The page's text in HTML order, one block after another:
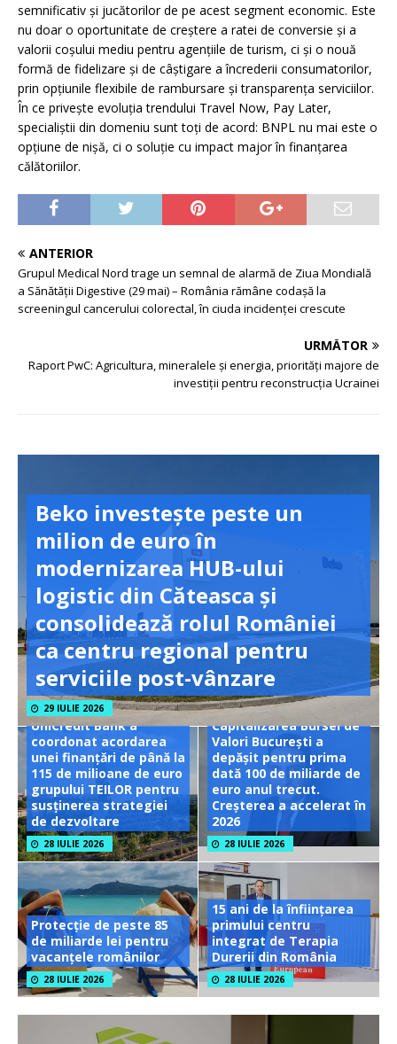
semnificativ și jucătorilor de pe acest segment economic. Este
nu doar o oportunitate de creștere a ratei de conversie și a
valorii coșului mediu pentru agențiile de turism, ci și o nouă
formă de fidelizare și de câștigare a încrederii consumatorilor,
prin opțiunile flexibile de rambursare și transparența serviciilor.
În ce privește evoluția trendului Travel Now, Pay Later,
specialiștii din domeniu sunt toți de acord: BNPL nu mai este o
opțiune de nișă, ci o soluție cu impact major în finanțarea
călătoriilor.
ANTERIOR
Grupul Medical Nord trage un semnal de alarmă de Ziua Mondială
a Sănătății Digestive (29 mai) – România rămâne codașă la
screeningul cancerului colorectal, în ciuda incidenței crescute
URMĂTOR
Raport PwC: Agricultura, mineralele și energia, priorități majore de
investiții pentru reconstrucția Ucrainei
Beko investește peste un
milion de euro în
modernizarea HUB-ului
logistic din Căteasca și
consolidează rolul României
ca centru regional pentru
serviciile post-vânzare
29 IULIE 2026
UniCredit Bank a
coordonat acordarea
unei finanțări de până la
115 de milioane de euro
grupului TEILOR pentru
susținerea strategiei
de dezvoltare
28 IULIE 2026
Capitalizarea Bursei de
Valori București a
depășit pentru prima
dată 100 de miliarde de
euro anul trecut.
Creșterea a accelerat în
2026
28 IULIE 2026
Protecție de peste 85
de miliarde lei pentru
vacanțele românilor
28 IULIE 2026
15 ani de la înființarea
primului centru
integrat de Terapia
Durerii din România
28 IULIE 2026